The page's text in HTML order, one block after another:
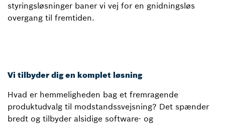
styringsløsninger baner vi vej for en gnidningsløs
overgang til fremtiden.
Vi tilbyder dig en komplet løsning
Hvad er hemmeligheden bag et fremragende
produktudvalg til modstandssvejsning? Det spænder
bredt og tilbyder alsidige software- og